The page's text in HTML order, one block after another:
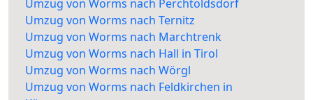
Umzug von Worms nach Perchtoldsdorf
Umzug von Worms nach Ternitz
Umzug von Worms nach Marchtrenk
Umzug von Worms nach Hall in Tirol
Umzug von Worms nach Wörgl
Umzug von Worms nach Feldkirchen in